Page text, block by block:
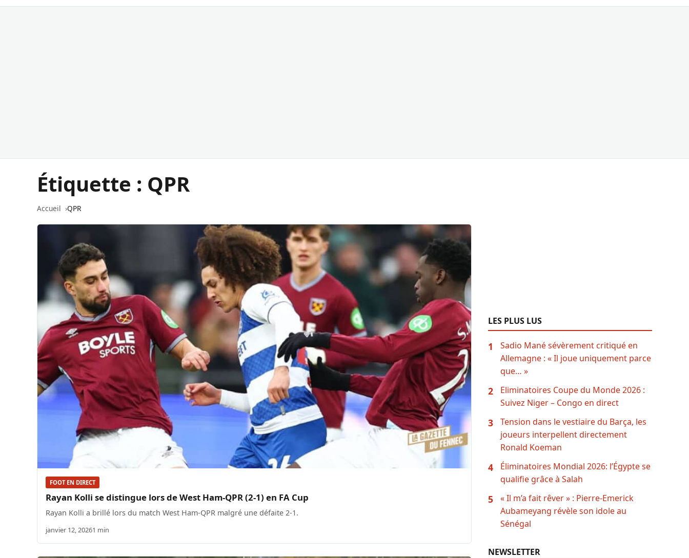
Étiquette : QPR
Accueil QPR
FOOT EN DIRECT
Rayan Kolli se distingue lors de West Ham-QPR (2-1) en FA Cup
Rayan Kolli a brillé lors du match West Ham-QPR malgré une défaite 2-1.
janvier 12, 20261 min
LES PLUS LUS
1
Sadio Mané sévèrement critiqué en
Allemagne : « Il joue uniquement parce
que… »
2
Eliminatoires Coupe du Monde 2026 :
Suivez Niger – Congo en direct
3
Tension dans le vestiaire du Barça, les
joueurs interpellent directement
Ronald Koeman
4
Éliminatoires Mondial 2026: l’Égypte se
qualifie grâce à Salah
5
« Il m’a fait rêver » : Pierre-Emerick
Aubameyang révèle son idole au
Sénégal
NEWSLETTER